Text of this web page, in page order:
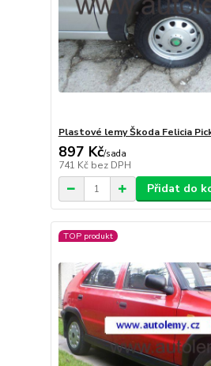
Plastové lemy Škoda Felicia
897 Kč/sada
741 Kč bez DPH
Přidat do
TOP produkt